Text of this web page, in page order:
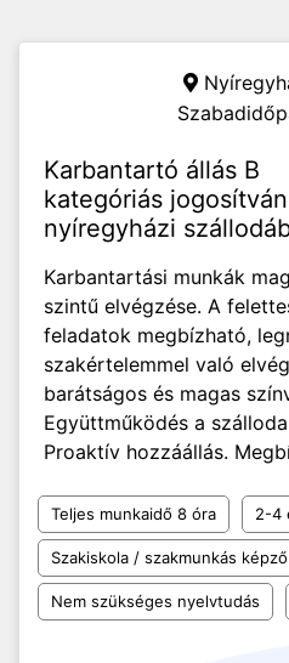
Karbantartó állás B
kategóriás
nyíregyházi
Karbantartási munkák
szintű elvégzése. A
feladatok megbízható,
szakértelemmel való
barátságos és magas
Együttműködés a
Proaktív hozzáállás.
Teljes munkaidő 8 óra 2-4
Szakiskola / szakmunkás képző
Nem szükséges nyelvtudás